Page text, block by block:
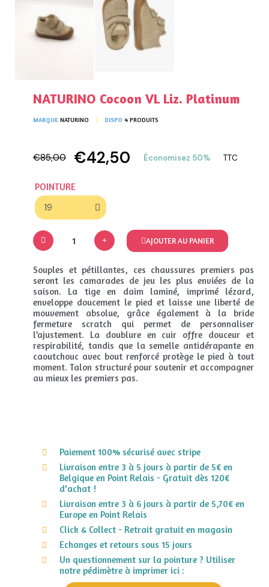
NATURINO Cocoon VL Liz. Platinum
MARQUE NATURINO DISPO 4 PRODUITS
€85,00 €42,50 Économisez 50% TTC
POINTURE
AJOUTER AU PANIER
Souples et pétillantes, ces chaussures premiers pas
seront les camarades de jeu les plus enviées de la
saison. La tige en daim laminé, imprimé lézard,
enveloppe doucement le pied et laisse une liberté de
mouvement absolue, grâce également à la bride
fermeture scratch qui permet de personnaliser
l’ajustement. La doublure en cuir offre douceur et
respirabilité, tandis que la semelle antidérapante en
caoutchouc avec bout renforcé protège le pied à tout
moment. Talon structuré pour soutenir et accompagner
au mieux les premiers pas.
Paiement 100% sécurisé avec stripe
Livraison entre 3 à 5 jours à partir de 5€ en
Belgique en Point Relais - Gratuit dès 120€
d'achat !
Livraison entre 3 à 6 jours à partir de 5,70€ en
Europe en Point Relais
Click & Collect - Retrait gratuit en magasin
Echanges et retours sous 15 jours
Un questionnement sur la pointure ? Utiliser
notre pédimètre à imprimer ici :